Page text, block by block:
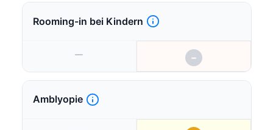
Rooming-in bei Kindern
— −
Amblyopie